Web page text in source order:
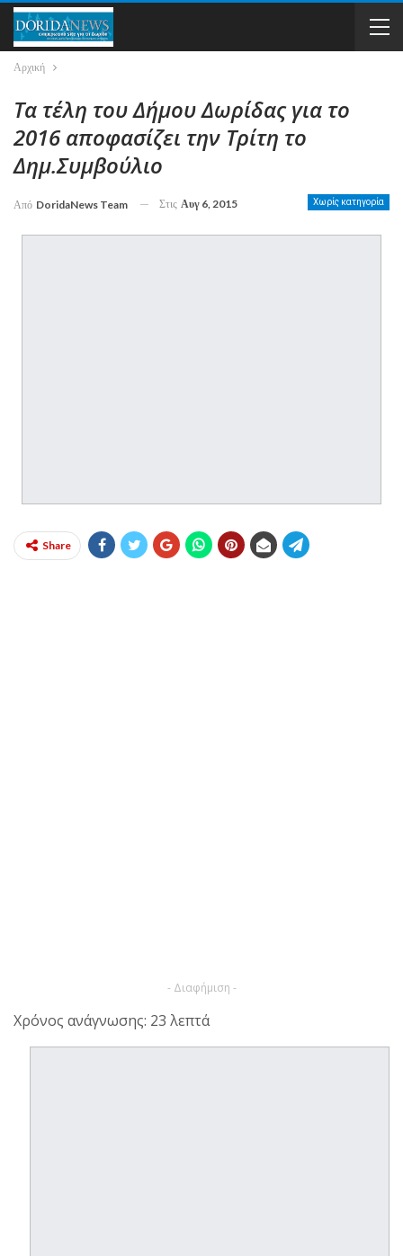
Αρχική
Τα τέλη του Δήμου Δωρίδας για το
2016 αποφασίζει την Τρίτη το
Δημ.Συμβούλιο
Χωρίς κατηγορία
Από DoridaNews Team Στις Αυγ 6, 2015
Share
- Διαφήμιση -
Χρόνος ανάγνωσης: 23 λεπτά